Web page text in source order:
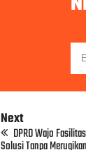
Next
DPRD Wajo
Solusi Tanpa